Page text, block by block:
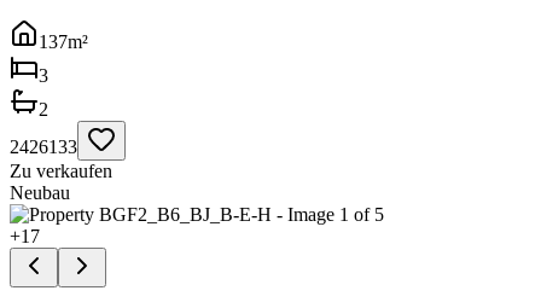
137m²
3
2
2426133
Zu verkaufen
Neubau
+17